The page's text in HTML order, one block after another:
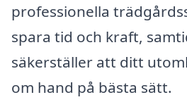
professionella
spara tid och kraft,
säkerställer att ditt
om hand på bästa sätt.